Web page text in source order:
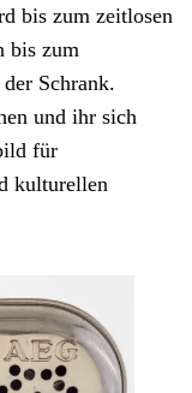
bis zum zeitlosen
bis zum
Schrank.
und ihr sich
für
kulturellen